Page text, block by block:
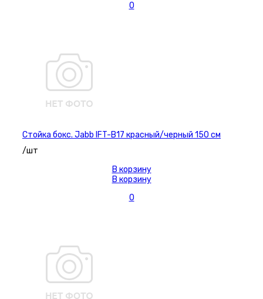
0
Стойка бокс. Jabb IFT-B17 красный/черный 150 см
/шт
В корзину
В корзину
0